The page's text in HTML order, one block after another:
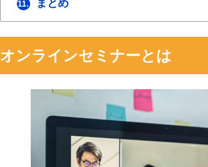
11. まとめ
オンラインセミナーとは